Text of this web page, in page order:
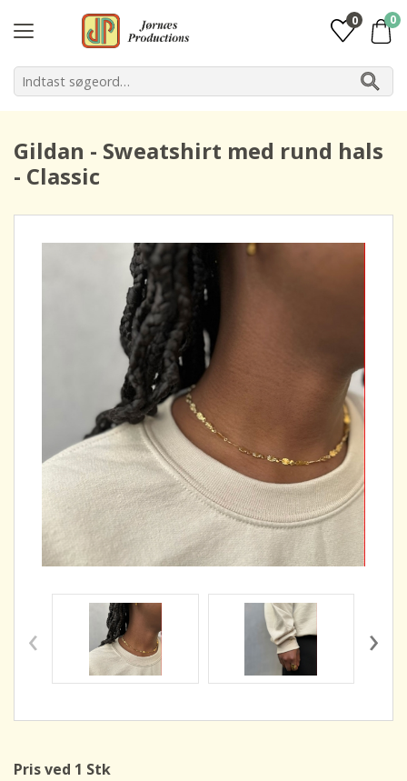
0 0
Gildan - Sweatshirt med rund hals
- Classic
‹ ›
Pris ved 1 Stk